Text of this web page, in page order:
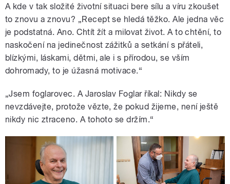
A kde v tak složité životní situaci bere sílu a víru zkoušet
to znovu a znovu? „Recept se hledá těžko. Ale jedna věc
je podstatná. Ano. Chtít žít a milovat život. A to chtění, to
naskočení na jedinečnost zážitků a setkání s přáteli,
blízkými, láskami, dětmi, ale i s přírodou, se vším
dohromady, to je úžasná motivace.“
„Jsem foglarovec. A Jaroslav Foglar říkal: Nikdy se
nevzdávejte, protože vězte, že pokud žijeme, není ještě
nikdy nic ztraceno. A tohoto se držím.“